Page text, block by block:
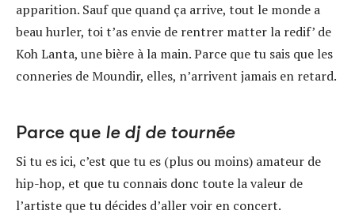
apparition. Sauf que quand ça arrive, tout le monde a
beau hurler, toi t’as envie de rentrer matter la redif’ de
Koh Lanta, une bière à la main. Parce que tu sais que les
conneries de Moundir, elles, n’arrivent jamais en retard.
Parce que le dj de tournée
Si tu es ici, c’est que tu es (plus ou moins) amateur de
hip-hop, et que tu connais donc toute la valeur de
l’artiste que tu décides d’aller voir en concert.